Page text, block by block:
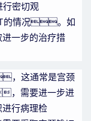
密切观
的情况。如
一步的治疗措
，这通常是宫颈
，需要进一步进
行病理检